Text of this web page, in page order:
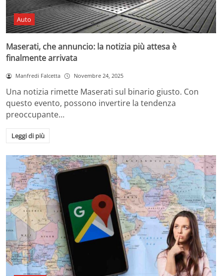
Auto
Maserati, che annuncio: la notizia più attesa è
finalmente arrivata
Manfredi Falcetta Novembre 24, 2025
Una notizia rimette Maserati sul binario giusto. Con
questo evento, possono invertire la tendenza
preoccupante…
Leggi di più